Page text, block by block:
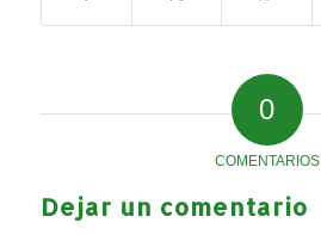
0
COMENTARIOS
Dejar un comentario